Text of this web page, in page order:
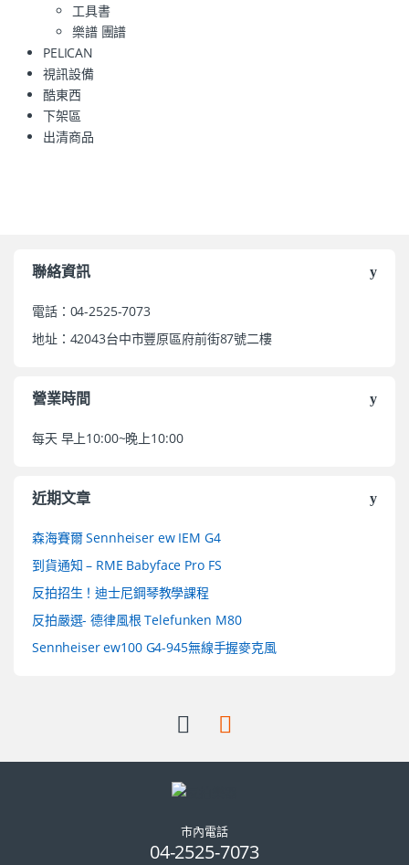
工具書
樂譜 團譜
PELICAN
視訊設備
酷東西
下架區
出清商品
聯絡資訊
電話：04-2525-7073
地址：42043台中市豐原區府前街87號二樓
營業時間
每天 早上10:00~晚上10:00
近期文章
森海賽爾 Sennheiser ew IEM G4
到貨通知 – RME Babyface Pro FS
反拍招生！迪士尼鋼琴教學課程
反拍嚴選- 德律風根 Telefunken M80
Sennheiser ew100 G4-945無線手握麥克風
市內電話
04-2525-7073